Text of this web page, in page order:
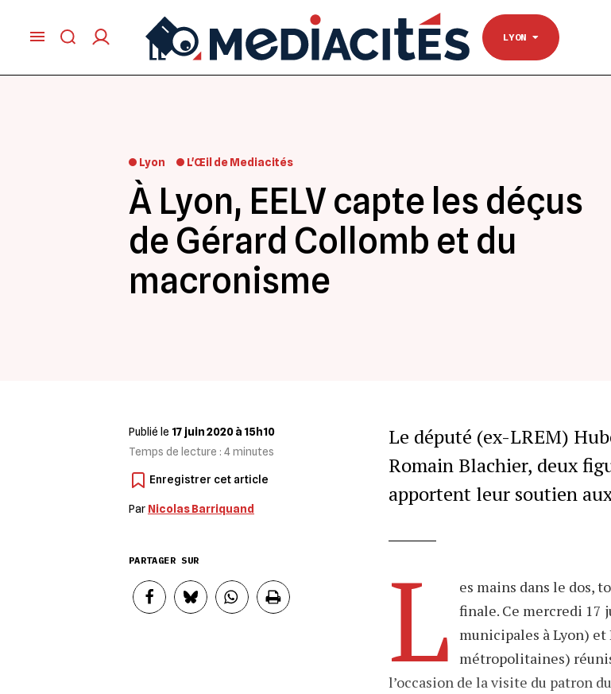
LYON
NANTES
TOULOUSE
Se connecter
Lyon L'Œil de Mediacités
À Lyon, EELV capte les déçus
de Gérard Collomb et du
macronisme
Publié le 17 juin 2020 à 15h10
Temps de lecture : 4minutes
Par Nicolas Barriquand
PARTAGER SUR
Le député (ex-LREM)
Romain Blachier, deux
apportent leur soutien
L
es mains dans le dos,
finale. Ce mercredi 17
municipales à Lyon)
métropolitaines)
l’occasion de la visite du patron